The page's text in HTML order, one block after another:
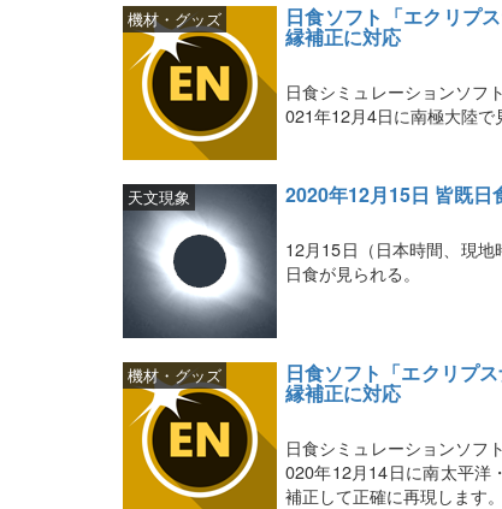
日食ソフト「エクリプ
縁補正に対応
機材・グッズ
日食シミュレーションソフ
021年12月4日に南極大陸で
2020年12月15日 皆既日
天文現象
12月15日（日本時間、現
日食が見られる。
日食ソフト「エクリプ
縁補正に対応
機材・グッズ
日食シミュレーションソフ
020年12月14日に南太平洋
補正して正確に再現します。